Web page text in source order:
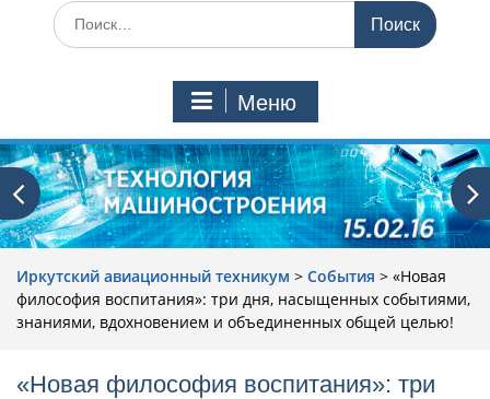
Искать:
Меню
Иркутский авиационный техникум > События > «Новая
философия воспитания»: три дня, насыщенных событиями,
знаниями, вдохновением и объединенных общей целью!
«Новая философия воспитания»: три